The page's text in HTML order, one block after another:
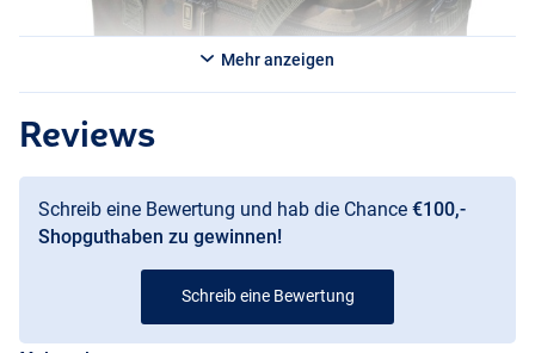
Mehr anzeigen
Reviews
Schreib eine Bewertung und hab die Chance €100,-
Shopguthaben zu gewinnen!
Schreib eine Bewertung